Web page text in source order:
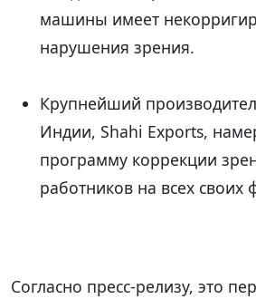
машины имеет
нарушения зрения.
Крупнейший
Индии, Shahi Exports,
программу коррекции
работников на всех своих
Согласно пресс-релизу, это